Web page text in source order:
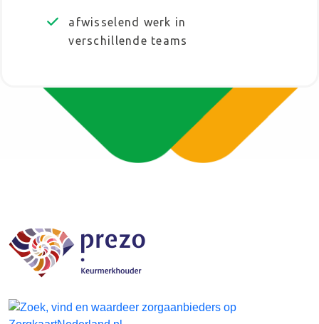
afwisselend werk in
verschillende teams